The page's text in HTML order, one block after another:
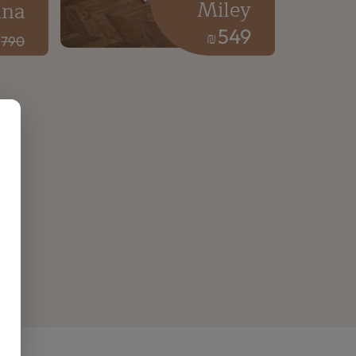
549
₪
Miley
790